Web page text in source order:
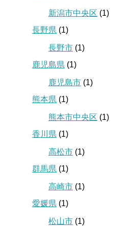
新潟市中央区 (1)
長野県 (1)
長野市 (1)
鹿児島県 (1)
鹿児島市 (1)
熊本県 (1)
熊本市中央区 (1)
香川県 (1)
高松市 (1)
群馬県 (1)
高崎市 (1)
愛媛県 (1)
松山市 (1)